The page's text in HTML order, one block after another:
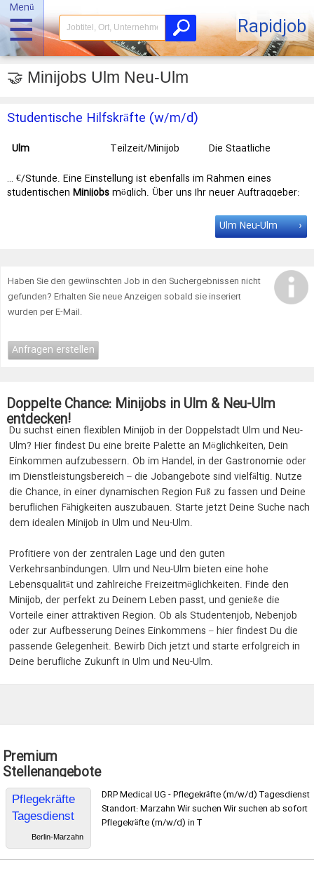
Menü
☰ Rapidjob
🤝 Minijobs Ulm Neu-Ulm
Studentische Hilfskräfte (w/m/d)
Ulm Teilzeit/Minijob
Die Staatliche
Hochbauverwaltung
Baden-
… €/Stunde. Eine Einstellung ist ebenfalls im Rahmen eines
studentischen Minijobsmöglich. Über uns Ihr neuer Auftraggeber:
| Bewerbungsschluss:
Ulm Neu-Ulm
Haben Sie den gewünschten Job in den Suchergebnissen nicht
gefunden? Erhalten Sie neue Anzeigen sobald sie inseriert
wurden per E-Mail.
Anfragen erstellen
Doppelte Chance: Minijobs in Ulm & Neu-Ulm
entdecken!
Du suchst einen flexiblen Minijob in der Doppelstadt Ulm und Neu-
Ulm? Hier findest Du eine breite Palette an Möglichkeiten, Dein
Einkommen aufzubessern. Ob im Handel, in der Gastronomie oder
im Dienstleistungsbereich – die Jobangebote sind vielfältig. Nutze
die Chance, in einer dynamischen Region Fuß zu fassen und Deine
beruflichen Fähigkeiten auszubauen. Starte jetzt Deine Suche nach
dem idealen Minijob in Ulm und Neu-Ulm.
Profitiere von der zentralen Lage und den guten
Verkehrsanbindungen. Ulm und Neu-Ulm bieten eine hohe
Lebensqualität und zahlreiche Freizeitmöglichkeiten. Finde den
Minijob, der perfekt zu Deinem Leben passt, und genieße die
Vorteile einer attraktiven Region. Ob als Studentenjob, Nebenjob
oder zur Aufbesserung Deines Einkommens – hier findest Du die
passende Gelegenheit. Bewirb Dich jetzt und starte erfolgreich in
Deine berufliche Zukunft in Ulm und Neu-Ulm.
Premium
Stellenangebote
Pflegekräfte
Tagesdienst
Berlin-Marzahn
DRP Medical UG - Pflegekräfte (m/w/d) Tagesdienst
Standort: Marzahn Wir suchen Wir suchen ab sofort
Pflegekräfte (m/w/d) in T